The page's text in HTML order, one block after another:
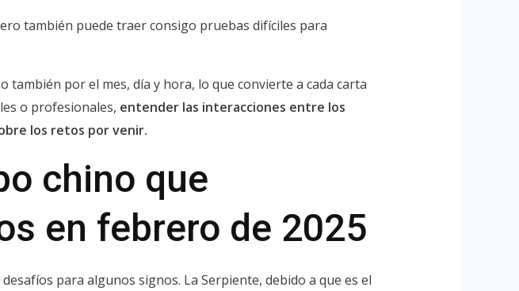
también puede traer consigo pruebas difíciles para
por el mes, día y hora, lo que convierte a cada carta
o profesionales, entender las interacciones entre los
los retos por venir.
chino que
en febrero de 2025
para algunos signos. La Serpiente, debido a que es el